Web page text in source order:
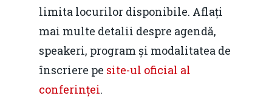
limita locurilor disponibile. Aflați
mai multe detalii despre agendă,
speakeri, program și modalitatea de
înscriere pe site-ul oficial al
conferinței.
Foto
Modelul economic
România – orizont
resurselor naturale
Video
Marea Neagră în Noua
EM360 Talk